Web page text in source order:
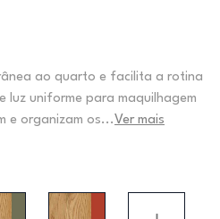
ao quarto e facilita a rotina
luz uniforme para maquilhagem
e organizam os... Ver mais